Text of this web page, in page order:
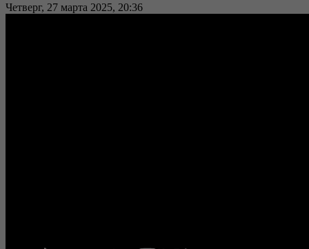
Четверг, 27 марта 2025, 20:36